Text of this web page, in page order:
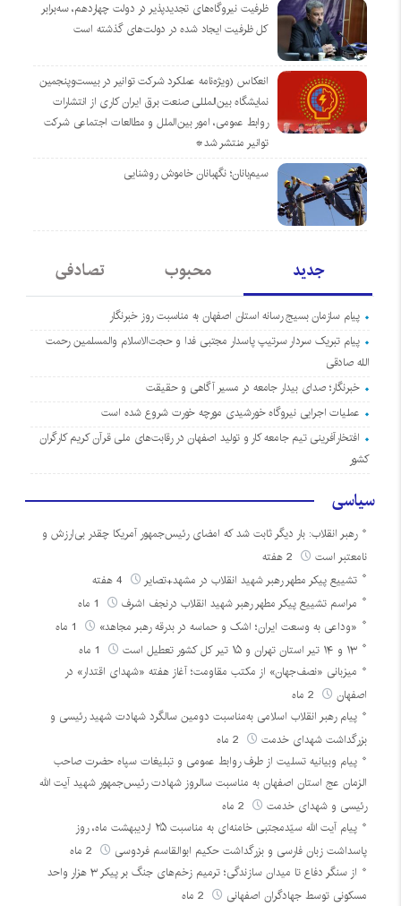
ظرفیت نیروگاه‌های تجدیدپذیر در دولت چهاردهم، سه‌برابر
کل ظرفیت ایجاد شده در دولت‌های گذشته است
انعکاس (ویژه‌نامه عملکرد شرکت توانیر در بیست‌وپنجمین
نمایشگاه بین‌المللی صنعت برق ایران کاری از انتشارات
روابط عمومی، امور بین‌الملل و مطالعات اجتماعی شرکت
توانیر منتشر شد*
سیم‌بانان؛ نگهبانان خاموش روشنایی
جدید محبوب تصادفی
پیام سازمان بسیج رسانه استان اصفهان به مناسبت روز خبرنگار
پیام تبریک سردار سرتیپ پاسدار مجتبی فدا و حجت‌الاسلام والمسلمین رحمت
الله صادقی
خبرنگار؛ صدای بیدار جامعه در مسیر آگاهی و حقیقت
عملیات اجرایی نیروگاه خورشیدی مورچه خورت شروع شده است
افتخارآفرینی تیم جامعه کار و تولید اصفهان در رقابت‌های ملی قرآن کریم کارگران
کشور
سیاسی
رهبر انقلاب: بار دیگر ثابت شد که امضای رئیس‌جمهور آمریکا چقدر بی‌ارزش و
نامعتبر است
تشییع پیکر مطهر رهبر شهید انقلاب در مشهد+تصایر
مراسم تشییع پیکر مطهر رهبر شهید انقلاب درنجف اشرف
«وداعی به وسعت ایران؛ اشک و حماسه در بدرقه رهبر مجاهد»
۱۳ و ۱۴ تیر استان تهران و ۱۵ تیر کل کشور تعطیل است
میزبانی «نصف‌جهان» از مکتب مقاومت؛ آغاز هفته «شهدای اقتدار» در
اصفهان
پیام رهبر انقلاب اسلامی به‌مناسبت دومین سالگرد شهادت شهید رئیسی و
بزرگداشت شهدای خدمت
پیام وبیانیه تسلیت از طرف روابط عمومی و تبلیغات سپاه حضرت صاحب
الزمان عج استان اصفهان به مناسبت سالروز شهادت رئیس‌جمهور شهید آیت الله
رئیسی و شهدای خدمت
پیام آیت الله سیّدمجتبی خامنه‌ای به مناسبت ۲۵ اردیبهشت ماه، روز
پاسداشت زبان فارسی و بزرگداشت حکیم ابوالقاسم فردوسی
از سنگر دفاع تا میدان سازندگی؛ ترمیم زخم‌های جنگ بر پیکر ۳ هزار واحد
مسکونی توسط جهادگران اصفهانی